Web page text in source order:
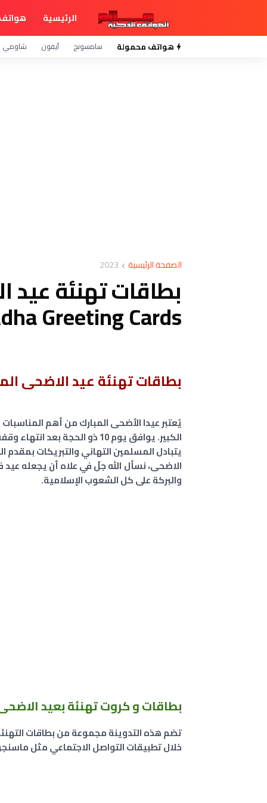
الرئيسية
هواتف محمولة سامسونج آيفون شاومي
الصفحة الرئيسية 2023
Greeting Cards
بطاقات تهنئة عيد الاضحى
يُعتبر عيدا الأضحى المبارك من أهم
الكبير. يوافق يوم 10 ذو
يتبادل المسلمين التهاني والتبريكات
الاضحى، نسأل الله جلّ في علاه أن يجعله
والبركة على كل الشعوب الإسلامية.
بطاقات و كروت تهنئة بعيد
تضم هذه التدوينة مجموعة من بطاقات
خلال تطبيقات التواصل الاجتماعي مثل